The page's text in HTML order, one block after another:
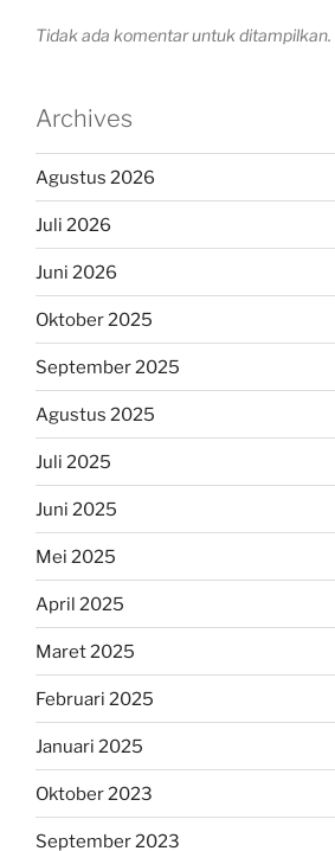
Tidak ada komentar untuk ditampilkan.
Archives
Agustus 2026
Juli 2026
Juni 2026
Oktober 2025
September 2025
Agustus 2025
Juli 2025
Juni 2025
Mei 2025
April 2025
Maret 2025
Februari 2025
Januari 2025
Oktober 2023
September 2023